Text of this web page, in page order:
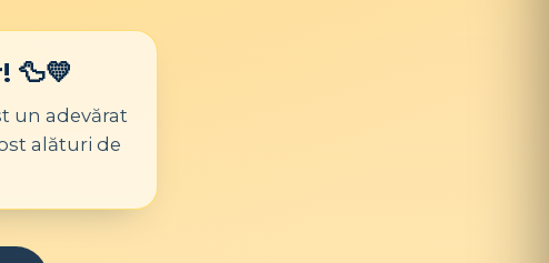
un adevărat
alături de